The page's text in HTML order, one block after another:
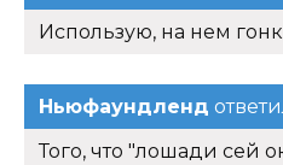
Использую, на нем
Ньюфаундленд
Того, что "лошади сей